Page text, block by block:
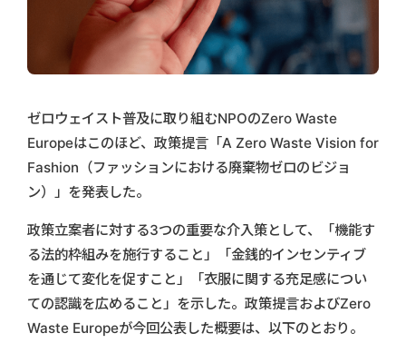
ゼロウェイスト普及に取り組むNPOのZero Waste
Europeはこのほど、政策提言「A Zero Waste Vision for
Fashion（ファッションにおける廃棄物ゼロのビジョ
ン）」を発表した。
政策立案者に対する3つの重要な介入策として、「機能す
る法的枠組みを施行すること」「金銭的インセンティブ
を通じて変化を促すこと」「衣服に関する充足感につい
ての認識を広めること」を示した。政策提言およびZero
Waste Europeが今回公表した概要は、以下のとおり。